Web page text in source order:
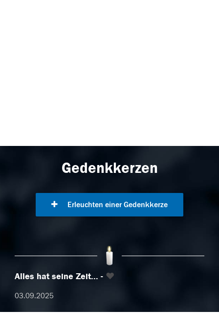
Gedenkkerzen
Erleuchten einer Gedenkkerze
Alles hat seine Zeit... ♥️
03.09.2025